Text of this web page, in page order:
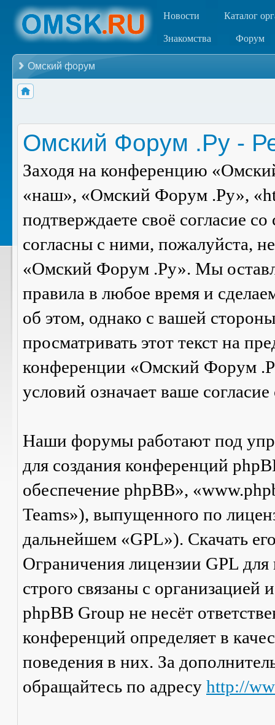
Новости Каталог
Знакомства Форум
Омский форум
Омский Форум .Ру -
Заходя на конференцию
«наш», «Омский Форум .Ру»,
подтверждаете своё согласие
согласны с ними, пожалуйста,
«Омский Форум .Ру». Мы
правила в любое время и
об этом, однако с вашей
просматривать этот текст на
конференции «Омский Форум
условий означает ваше
Наши форумы работают под
для создания конференций
обеспечение phpBB»,
Teams»), выпущенного по
дальнейшем «GPL»). Скачать
Ограничения лицензии GPL
строго связаны с
phpBB Group не несёт
конференций определяет в
поведения в них. За
обращайтесь по адресу http://